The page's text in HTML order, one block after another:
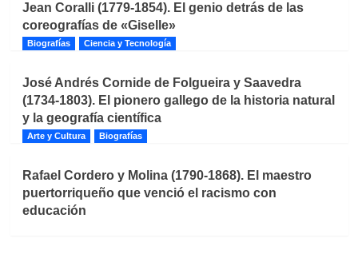
Jean Coralli (1779-1854). El genio detrás de las
coreografías de «Giselle»
Biografías Ciencia y Tecnología
José Andrés Cornide de Folgueira y Saavedra
(1734-1803). El pionero gallego de la historia natural
y la geografía científica
Arte y Cultura Biografías
Rafael Cordero y Molina (1790-1868). El maestro
puertorriqueño que venció el racismo con
educación